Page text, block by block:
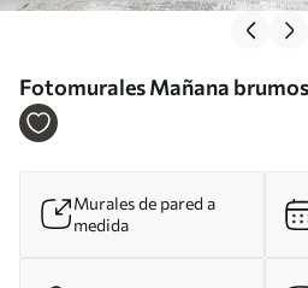
Fotomurales Mañana
Murales de pared a
medida